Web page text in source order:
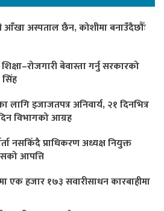
आँखा अस्पताल छैन, कोशीमा बनाउँदैछौँः
बेवास्ता गर्नु सरकारको
लागि इजाजतपत्र अनिवार्य, २१ दिनभित्र
विभागको आग्रह
नसकिँदै प्राधिकरण अध्यक्ष नियुक्त
आपत्ति
एक हजार १७३ सवारीसाधन कारबाहीमा